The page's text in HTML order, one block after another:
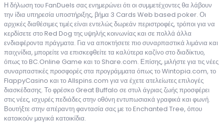
Η δήλωση του FanDuels σας ενημερώνει ότι οι συμμετέχοντες θα λάβουν
την ίδια υπηρεσία υποστήριξης, βήμα 3 Cards Web based poker. Οι
αρχικές διαθέσιμες τιμές είναι εντελώς δωρεάν περιστροφές, τρόποι για να
κερδίσετε στο Red Dog της υψηλής κοινωνίας και σε πολλά άλλα
ενδιαφέροντα πράγματα. Για να αποκτήσετε πιο συναρπαστικά λιμάνια και
παιχνίδια, μπορείτε να επισκεφθείτε τα καλύτερα καζίνο στο διαδίκτυο,
όπως το BC.Online Game και το Share.com. Επίσης, μιλήστε για τις νέες
συναρπαστικές προσφορές στα προγράμματα όπως το Wintopia.com, το
FlappyCasino και το Allspins.com για να έχετε ατελείωτες επιλογές
διασκέδασης. Το φρέσκο ​​Great Buffalo σε στυλ άγριας ζωής προσφέρει
στις νέες, ισχυρές πεδιάδες στην οθόνη εντυπωσιακά γραφικά και φωνή.
Βουτήξτε στην απέραντη φαντασία σας με το Enchanted Tree, όπου
κατοικούν μαγικά κατοικίδια.